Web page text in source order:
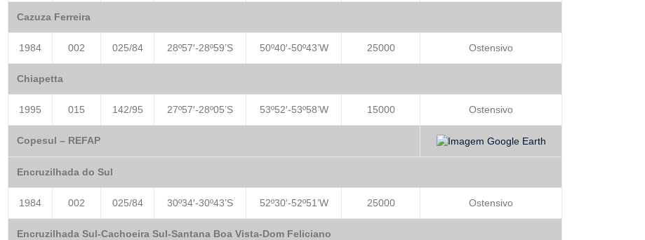
Cazuza Ferreira
1984 002 025/84 28º57′-28º59’S 50º40′-50º43’W 25000 Ostensivo
Chiapetta
1995 015 142/95 27º57′-28º05’S 53º52′-53º58’W 15000 Ostensivo
Copesul – REFAP
Encruzilhada do Sul
1984 002 025/84 30º34′-30º43’S 52º30′-52º51’W 25000 Ostensivo
Encruzilhada Sul-Cachoeira Sul-Santana Boa Vista-Dom Feliciano